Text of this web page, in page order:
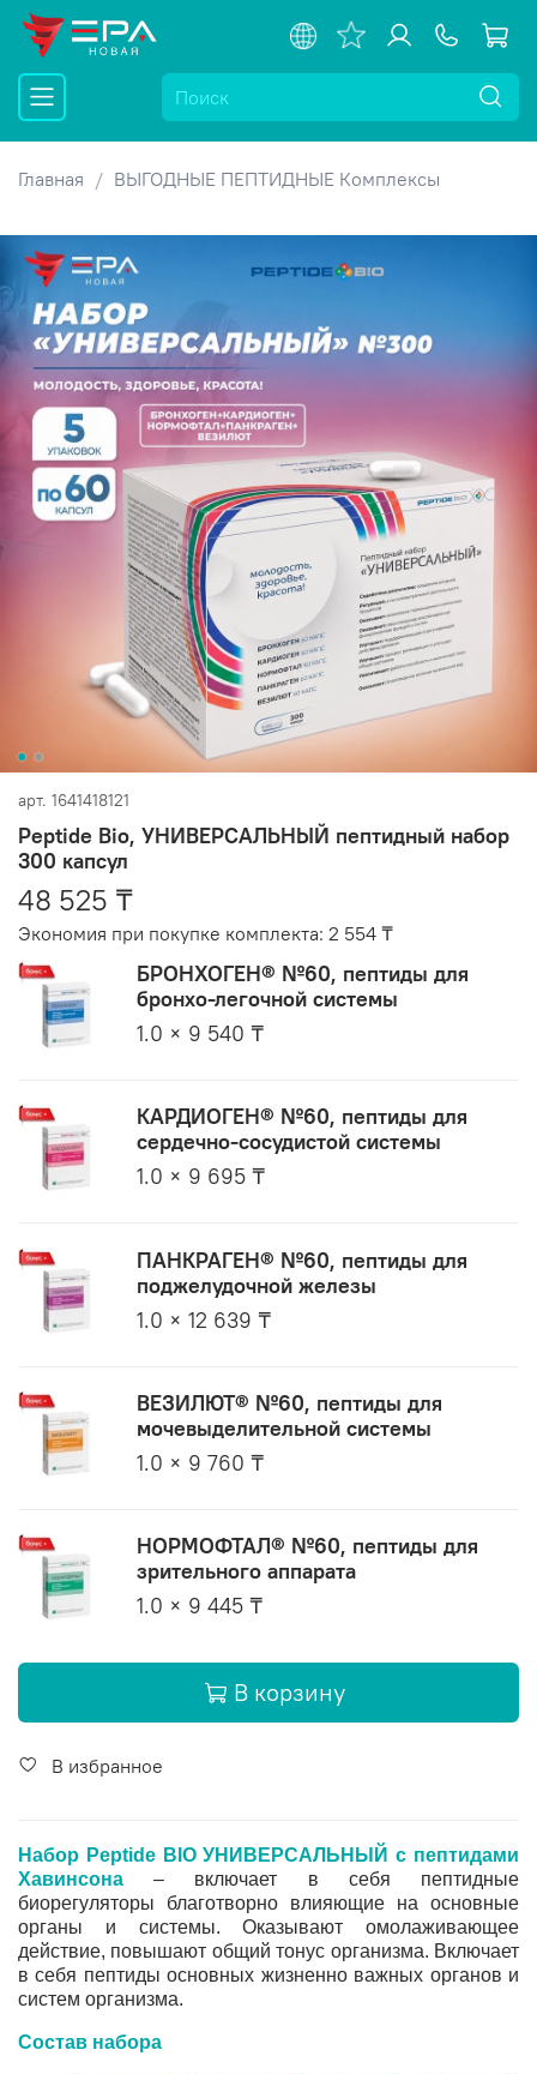
Главная ВЫГОДНЫЕ ПЕПТИДНЫЕ Комплексы
арт. 1641418121
Peptide Bio, УНИВЕРСАЛЬНЫЙ пептидный набор
300 капсул
48 525 ₸
Экономия при покупке комплекта: 2 554 ₸
БРОНХОГЕН® №60, пептиды для
бронхо-легочной системы
1.0 × 9 540 ₸
КАРДИОГЕН® №60, пептиды для
сердечно-сосудистой системы
1.0 × 9 695 ₸
ПАНКРАГЕН® №60, пептиды для
поджелудочной железы
1.0 × 12 639 ₸
ВЕЗИЛЮТ® №60, пептиды для
мочевыделительной системы
1.0 × 9 760 ₸
НОРМОФТАЛ® №60, пептиды для
зрительного аппарата
1.0 × 9 445 ₸
В корзину
В избранное
Набор Peptide BIO УНИВЕРСАЛЬНЫЙ с пептидами
Хавинсона
– включает в себя пептидные
биорегуляторы благотворно влияющие на основные
органы и системы. Оказывают омолаживающее
действие, повышают общий тонус организма. Включает
в себя пептиды основных жизненно важных органов и
систем организма.
Состав набора